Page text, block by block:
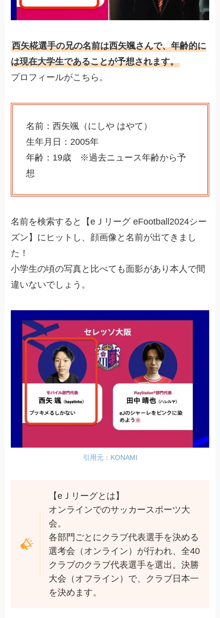
西矢椛選手の兄の名前は西矢颯さんで、年齢的に
は現在大学生であることが予想されます。
プロフィールがこちら。
名前：西矢颯（にしや はやて）
生年月日：2005年
年齢：19歳 ※過去ニュース年齢から予
想
名前を検索すると【eＪリーグ eFootball2024シー
ズン】にヒットし、顔画像と名前が出てきまし
た！
小学生の頃の写真と比べても面影があり本人で間
違いないでしょう。
引用元：KONAMI
【eＪリーグとは】
オンラインでのサッカースポーツ大
会。
各部門ごとにクラブ代表選手を決める
選考会（オンライン）が行われ、全40
クラブのクラブ代表選手を選出。決勝
大会（オフライン）で、クラブ日本一
を決めます。